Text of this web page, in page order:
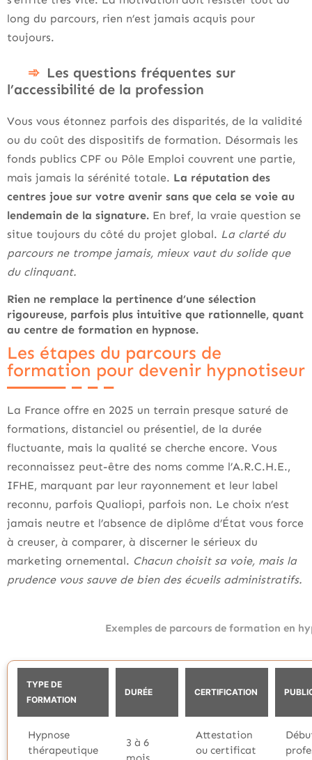
long du parcours, rien n’est jamais acquis pour
toujours.
Les questions fréquentes sur
l’accessibilité de la profession
Vous vous étonnez parfois des disparités, de la validité
ou du coût des dispositifs de formation. Désormais les
fonds publics CPF ou Pôle Emploi couvrent une partie,
mais jamais la sérénité totale. La réputation des
centres joue sur votre avenir sans que cela se voie au
lendemain de la signature. En bref, la vraie question se
situe toujours du côté du projet global. La clarté du
parcours ne trompe jamais, mieux vaut du solide que
du clinquant.
Rien ne remplace la pertinence d’une sélection
rigoureuse, parfois plus intuitive que rationnelle, quant
au centre de formation en hypnose.
Les étapes du parcours de
formation pour devenir hypnotiseur
La France offre en 2025 un terrain presque saturé de
formations, distanciel ou présentiel, de la durée
fluctuante, mais la qualité se cherche encore. Vous
reconnaissez peut-être des noms comme l’A.R.C.H.E.,
IFHE, marquant par leur rayonnement et leur label
reconnu, parfois Qualiopi, parfois non. Le choix n’est
jamais neutre et l’absence de diplôme d’État vous force
à creuser, à comparer, à discerner le sérieux du
marketing ornemental. Chacun choisit sa voie, mais la
prudence vous sauve de bien des écueils administratifs.
Exemples de parcours de formation en
TYPE DE
FORMATION
DURÉE CERTIFICATION
Hypnose
thérapeutique
3 à 6
Attestation
ou certificat